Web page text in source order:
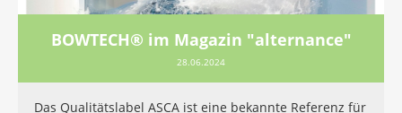
BOWTECH® im Magazin "alternance"
28.06.2024
Das Qualitätslabel ASCA ist eine bekannte Referenz für